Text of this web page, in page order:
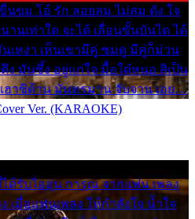
นขม โอ้ รัก ลอยลม ไม่สม ดัง ใจ
านเท่าใด จะได้ เลื่อนขั้นบันได ได้
นเหงา เห็นเขามีคู่ ซมดู มีคู่ก็ม่วน
ง มันซึ้ง อยู่แก่ใจ มื้อใด๋หนอ สิเป็น
เฮาซิด้าน มันทรมาน จับจาน เอย…
Ver. (KARAOKE)
ด้รับไออุ่น การุณ จากแฟน เพลง
เมื่อแฟนเพลง ให้กำลังใจ น้ำใจ